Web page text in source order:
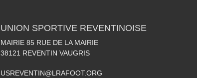
UNION SPORTIVE REVENTINOISE
MAIRIE 85 RUE DE LA MAIRIE
38121 REVENTIN VAUGRIS
USREVENTIN@LRAFOOT.ORG